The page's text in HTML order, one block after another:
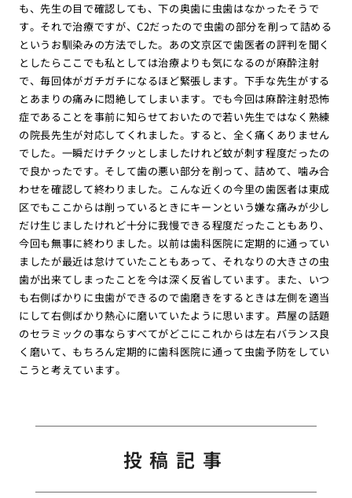
も、先生の目で確認しても、下の奥歯に虫歯はなかったそうで
す。それで治療ですが、C2だったので虫歯の部分を削って詰める
というお馴染みの方法でした。あの文京区で歯医者の評判を聞く
としたらここでも私としては治療よりも気になるのが麻酔注射
で、毎回体がガチガチになるほど緊張します。下手な先生がする
とあまりの痛みに悶絶してしまいます。でも今回は麻酔注射恐怖
症であることを事前に知らせておいたので若い先生ではなく熟練
の院長先生が対応してくれました。すると、全く痛くありません
でした。一瞬だけチクッとしましたけれど蚊が刺す程度だったの
で良かったです。そして歯の悪い部分を削って、詰めて、噛み合
わせを確認して終わりました。こんな近くの今里の歯医者は東成
区でもここからは削っているときにキーンという嫌な痛みが少し
だけ生じましたけれど十分に我慢できる程度だったこともあり、
今回も無事に終わりました。以前は歯科医院に定期的に通ってい
ましたが最近は怠けていたこともあって、それなりの大きさの虫
歯が出来てしまったことを今は深く反省しています。また、いつ
も右側ばかりに虫歯ができるので歯磨きをするときは左側を適当
にして右側ばかり熱心に磨いていたように思います。芦屋の話題
のセラミックの事ならすべてがどこにこれからは左右バランス良
く磨いて、もちろん定期的に歯科医院に通って虫歯予防をしてい
こうと考えています。
投稿記事